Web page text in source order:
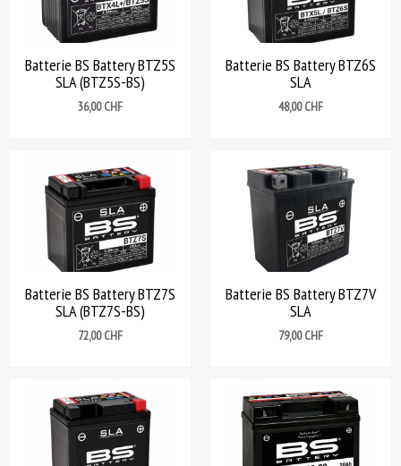
Batterie BS Battery BTZ5S
SLA (BTZ5S-BS)
Prix
36,00 CHF
Batterie BS Battery BTZ6S
SLA
Prix
48,00 CHF
Batterie BS Battery BTZ7S
SLA (BTZ7S-BS)
Prix
72,00 CHF
Batterie BS Battery BTZ7V
SLA
Prix
79,00 CHF